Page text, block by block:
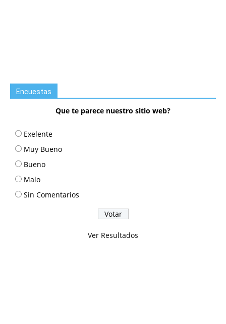
Encuestas
Que te parece nuestro sitio web?
Exelente
Muy Bueno
Bueno
Malo
Sin Comentarios
Ver Resultados